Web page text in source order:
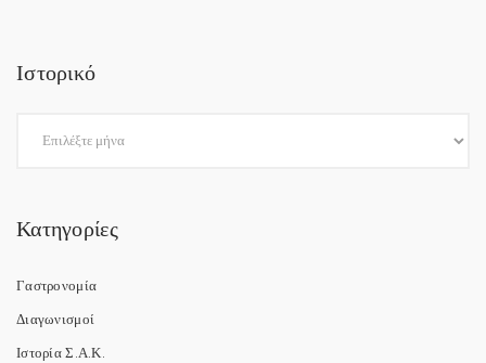
Ιστορικό
Κατηγορίες
Γαστρονομία
Διαγωνισμοί
Ιστορία Σ.Α.Κ.